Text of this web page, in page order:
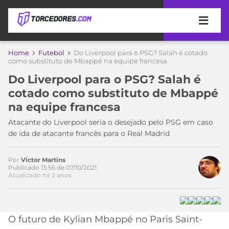
APOSTAS
DE
APOSTA
MELHORES
SITES
DE
APOSTAS
2026
BETBOOM
COPA
DO
MUNDO
TIMES
MEU
TIME
PALMEIRAS
CAMPEONATOS
SÉRIE
ESPORTIVA
Home Futebol
Do Liverpool para o PSG? Salah é cotado
como substituto de Mbappé na equipe francesa
Do Liverpool para o PSG? Salah é
cotado como substituto de Mbappé
na equipe francesa
Atacante do Liverpool seria o desejado pelo PSG em caso
de ida de atacante francês para o Real Madrid
Por Victor Martins
Publicado 13:56 de 07/10/2021
Atualizado há 2 anos
O futuro de Kylian Mbappé no Paris Saint-